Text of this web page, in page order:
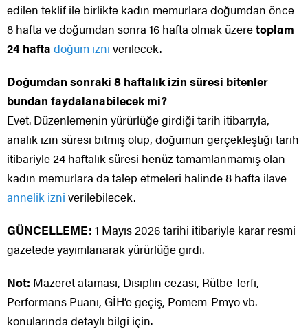
edilen teklif ile birlikte kadın memurlara doğumdan önce
8 hafta ve doğumdan sonra 16 hafta olmak üzeretoplam
24 hafta doğum izni verilecek.
Doğumdan sonraki 8 haftalık izin süresi bitenler
bundan faydalanabilecek mi?
Evet. Düzenlemenin yürürlüğe girdiği tarih itibarıyla,
analık izin süresi bitmiş olup, doğumun gerçekleştiği tarih
itibariyle 24 haftalık süresi henüz tamamlanmamış olan
kadın memurlara da talep etmeleri halinde 8 hafta ilave
annelik izni verilebilecek.
GÜNCELLEME: 1 Mayıs 2026 tarihi itibariyle karar resmi
gazetede yayımlanarak yürürlüğe girdi.
Not: Mazeret ataması, Disiplin cezası, Rütbe Terfi,
Performans Puanı, GİH’e geçiş, Pomem-Pmyo vb.
konularında detaylı bilgi için.